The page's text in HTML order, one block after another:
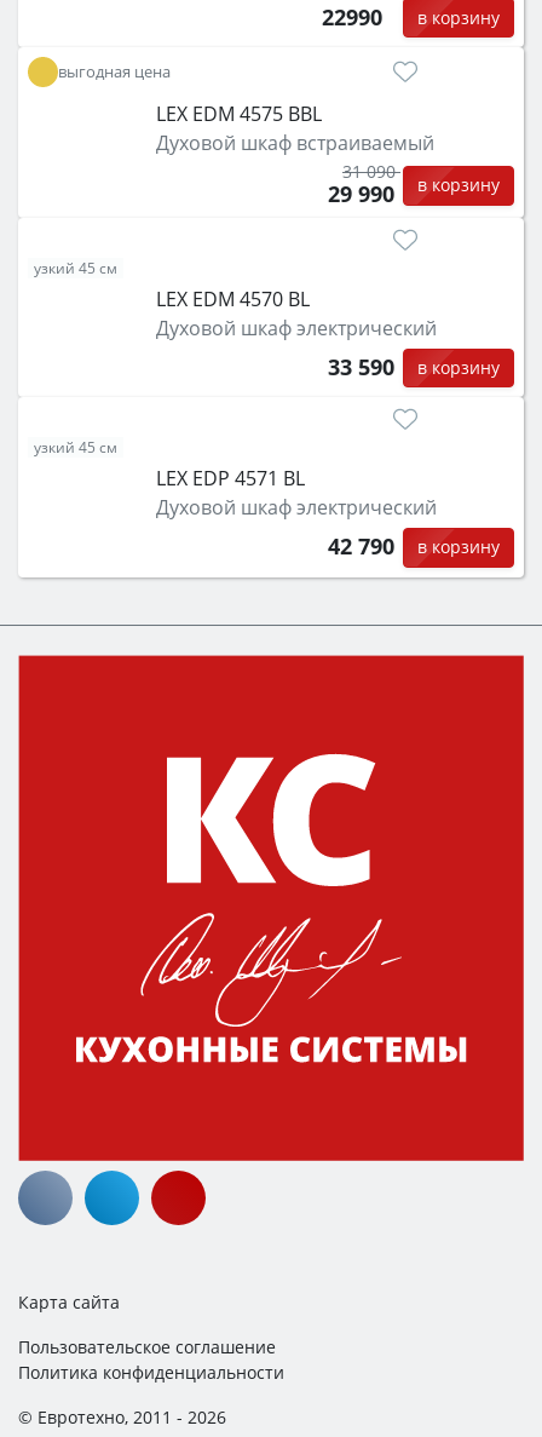
22990 в корзину
выгодная цена
LEX EDM 4575 BBL
Духовой шкаф встраиваемый
31 090
29 990 в корзину
узкий 45 см
LEX EDM 4570 BL
Духовой шкаф электрический
33 590 в корзину
узкий 45 см
LEX EDP 4571 BL
Духовой шкаф электрический
42 790 в корзину
Карта сайта
Пользовательское соглашение
Политика конфиденциальности
© Евротехно, 2011 - 2026